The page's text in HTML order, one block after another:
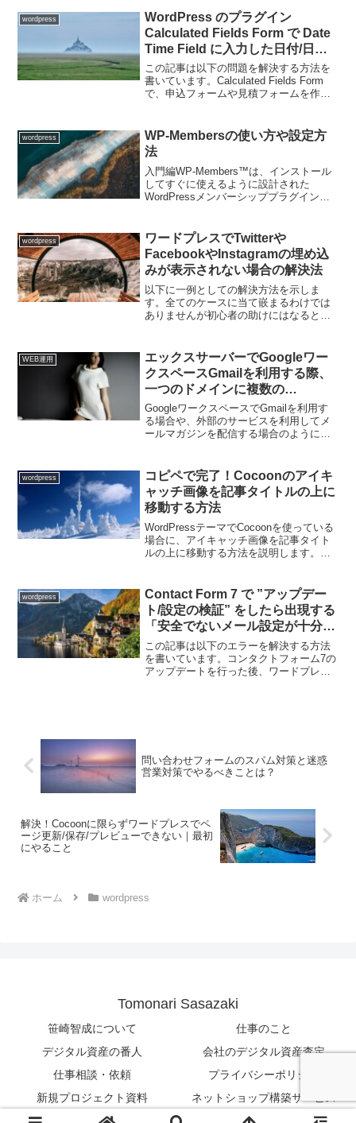
wordpress
WordPress のプラグイン
Calculated Fields Form で Date
Time Field に入力した日付/日時
を、入力内容の確認として再表示
させる方法
この記事は以下の問題を解決する方法を
書いています。Calculated Fields Form
で、申込フォームや見積フォームを作成
るので、上記1を「Date Time ...
wordpress
WP-Membersの使い方や設定方
法
入門編WP-Members™は、インストール
してすぐに使えるように設計された
WordPressメンバーシッププラグインで
統合する方法をカスタマイズすることが
で...
wordpress
ワードプレスでTwitterや
FacebookやInstagramの埋め込
みが表示されない場合の解決法
以下に一例としての解決方法を示しま
す。全てのケースに当て嵌まるわけでは
ありませんが初心者の助けにはなると思
ないときはトラッキング防止機能Firef...
WEB運用
エックスサーバーでGoogleワー
クスペースGmailを利用する際、
一つのドメインに複数の
SPF（TXT）を登録（追加）する
方法
GoogleワークスペースでGmailを利用す
る場合や、外部のサービスを利用してメ
ールマガジンを配信する場合のように、
その場合は、SPFレコードに複数の指定
をする必要...
wordpress
コピペで完了！Cocoonのアイキ
ャッチ画像を記事タイトルの上に
移動する方法
WordPressテーマでCocoonを使っている
場合に、アイキャッチ画像を記事タイト
ルの上に移動する方法を説明します。手
ー】→【style.css】をクリックす...
wordpress
Contact Form 7 で ”アップデー
ト/設定の検証” をしたら出現する
「安全でないメール設定が十分な
防御策なく使われている」のエラ
ー表示を一発で解決する方法
この記事は以下のエラーを解決する方法
を書いています。コンタクトフォーム7の
アップデートを行った後、ワードプレス
問い合わせフォームのスパム対策と迷惑
営業対策でやるべきことは？
解決！Cocoonに限らずワードプレスでペ
ージ更新/保存/プレビューできない｜最初
にやること
ホーム wordpress
Tomonari Sasazaki
笹崎智成について
仕事のこと
デジタル資産の番人
会社のデジタル資産査定
仕事相談・依頼
プライバシーポリシー
新規プロジェクト資料
ネットショップ構築サービス